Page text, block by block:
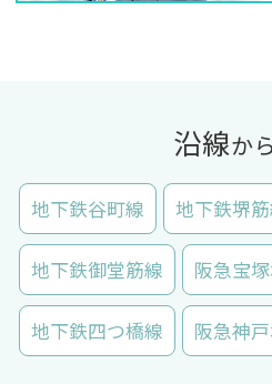
沿線か
地下鉄谷町線 地下鉄堺
地下鉄御堂筋線 阪急宝
地下鉄四つ橋線 阪急神